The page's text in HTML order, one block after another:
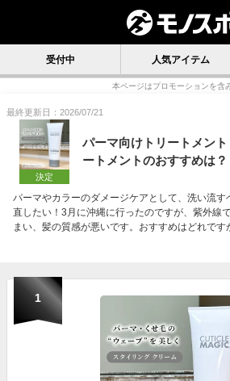
受付中 人気アイテム
本ページはプロモーションを含
最終更新日：2026/07/21
決定
パーマ向けトリートメン
ートメントのおすすめは？
パーマやカラーのダメージケアとして、洗い流
直したい！3月に沖縄に行ったのですが、紫外線
まい、髪の質感が悪いです。おすすめはどれです
1